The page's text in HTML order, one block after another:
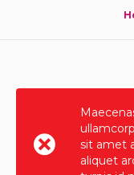
sit amet
aliquet